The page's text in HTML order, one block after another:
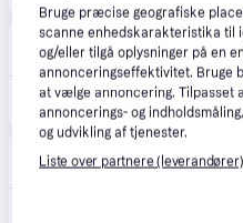
DJI Store Danmark
Fri fragt,1-2 dage
SanDisk Extreme MicroSD/
Proshop.dk
39 kr. fragt,1 dag
Bruge præcise geografiske
scanne enhedskarakteristika til
og/eller tilgå oplysninger på en
annonceringseffektivitet. Bruge
at vælge annoncering. Tilpasset
annoncerings- og
og udvikling af tjenester.
Liste over partnere (leverandører)